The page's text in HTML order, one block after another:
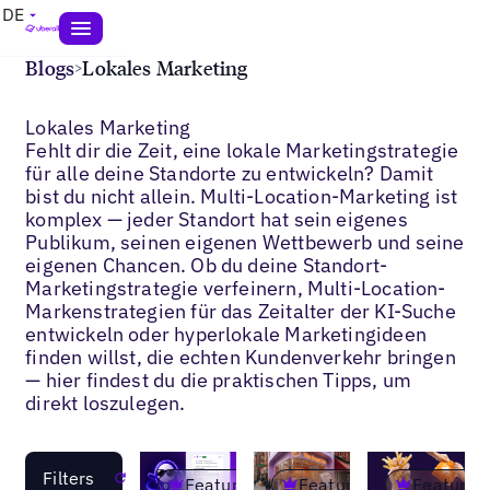
DE
Blogs>Lokales Marketing
Lokales Marketing
Fehlt dir die Zeit, eine lokale Marketingstrategie
für alle deine Standorte zu entwickeln? Damit
bist du nicht allein. Multi-Location-Marketing ist
komplex — jeder Standort hat sein eigenes
Publikum, seinen eigenen Wettbewerb und seine
eigenen Chancen. Ob du deine Standort-
Marketingstrategie verfeinern, Multi-Location-
Markenstrategien für das Zeitalter der KI-Suche
entwickeln oder hyperlokale Marketingideen
finden willst, die echten Kundenverkehr bringen
— hier findest du die praktischen Tipps, um
direkt loszulegen.
Filters Reset Featured
Featured
Featured